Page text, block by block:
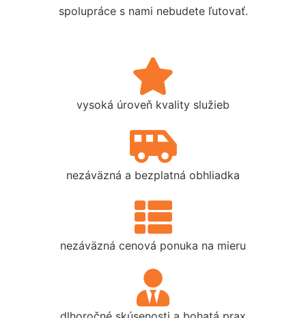
spolupráce s nami nebudete ľutovať.
vysoká úroveň kvality služieb
nezáväzná a bezplatná obhliadka
nezáväzná cenová ponuka na mieru